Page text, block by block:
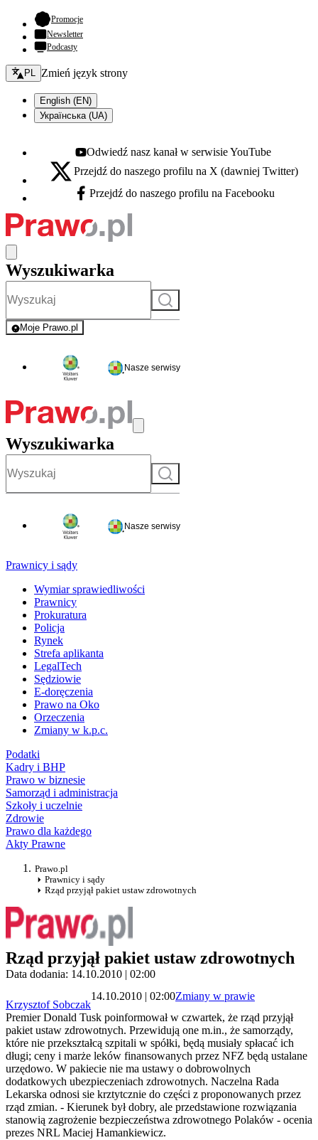
Promocje- otwiera się w nowej karcie
Newsletter
Podcasty
Zmień język - bieżący:
PL Zmień język strony
English (EN)
Українська (UA)
Youtube - otwiera się w nowej karcie
Odwiedź nasz kanał w serwisie YouTube
X - otwiera się w nowej karcie
Przejdź do naszego profilu na X (dawniej Twitter)
Facebook - otwiera się w nowej karcie
Przejdź do naszego profilu na Facebooku
Wyszukiwarka
Szukaj
Moje Prawo.pl
- rejestracja i logowanie do serwisu
Nasze serwisy
Wyszukiwarka
Szukaj
Nasze serwisy
Prawnicy i sądy
Wymiar sprawiedliwości
Prawnicy
Prokuratura
Policja
Rynek
Strefa aplikanta
LegalTech
Sędziowie
E-doręczenia
Prawo na Oko
Orzeczenia
Zmiany w k.p.c.
Podatki
Kadry i BHP
Prawo w biznesie
Samorząd i administracja
Szkoły i uczelnie
Zdrowie
Prawo dla każdego
Akty Prawne
Prawo.pl
Prawnicy i sądy
Rząd przyjął pakiet ustaw zdrowotnych
Rząd przyjął pakiet ustaw zdrowotnych
Data dodania: 14.10.2010 | 02:00
Krzysztof Sobczak
14.10.2010 | 02:00Zmiany w prawie
Premier Donald Tusk poinformował w czwartek, że rząd przyjął
pakiet ustaw zdrowotnych. Przewidują one m.in., że samorządy,
które nie przekształcą szpitali w spółki, będą musiały spłacać ich
długi; ceny i marże leków finansowanych przez NFZ będą ustalane
urzędowo. W pakiecie nie ma ustawy o dobrowolnych
dodatkowych ubezpieczeniach zdrowotnych. Naczelna Rada
Lekarska odnosi sie krztytcznie do części z proponowanych przez
rząd zmian. - Kierunek był dobry, ale przedstawione rozwiązania
stanowią zagrożenie bezpieczeństwa zdrowotnego Polaków - ocenia
prezes NRL Maciej Hamankiewicz.